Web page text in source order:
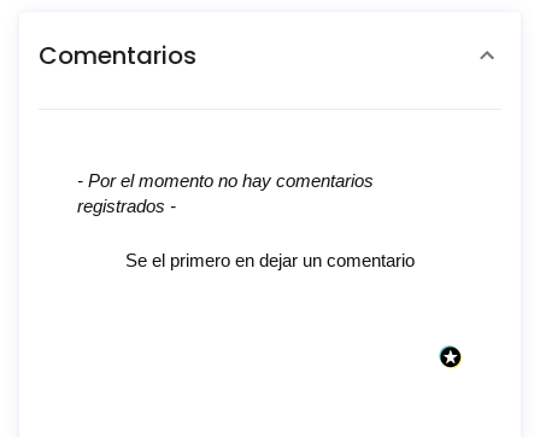
Comentarios
- Por el momento no hay comentarios
registrados -
Se el primero en dejar un comentario
New content loaded